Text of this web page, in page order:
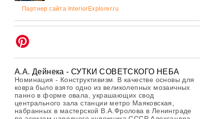
Партнер сайта InteriorExplorer.ru
А.А. Дейнека - СУТКИ СОВЕТСКОГО НЕБА
Номинация - Конструктивизм. В качестве основы для
ковра было взято одно из великолепных мозаичных
панно в форме овала, украшающих свод
центрального зала станции метро Маяковская,
набранных в мастерской В.А.Фролова в Ленинграде